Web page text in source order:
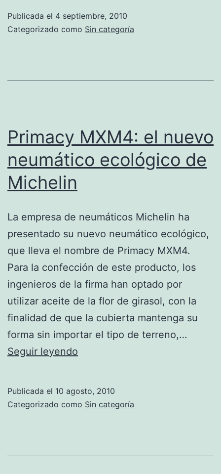
poderoso
Publicada el 4 septiembre, 2010
Categorizado como Sin categoría
Primacy MXM4: el nuevo
neumático ecológico de
Michelin
La empresa de neumáticos Michelin ha
presentado su nuevo neumático ecológico,
que lleva el nombre de Primacy MXM4.
Para la confección de este producto, los
ingenieros de la firma han optado por
utilizar aceite de la flor de girasol, con la
finalidad de que la cubierta mantenga su
forma sin importar el tipo de terreno,…
Seguir leyendo
nuevo
Publicada el 10 agosto, 2010
Categorizado como Sin categoría